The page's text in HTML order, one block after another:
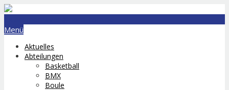
Menü
Aktuelles
Abteilungen
Basketball
BMX
Boule